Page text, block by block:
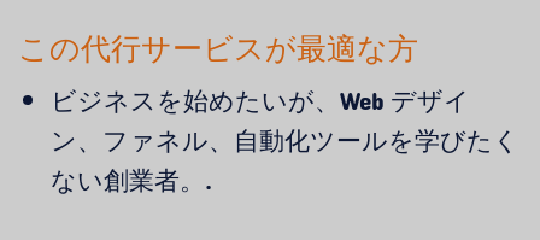
この代行サービスが最適な方
ビジネスを始めたいが、Web デザイ
ン、ファネル、自動化ツールを学びたく
ない創業者。.